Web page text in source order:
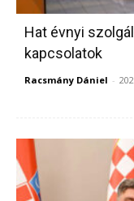
Hat évnyi
kapcsolatok
Racsmány Dániel -